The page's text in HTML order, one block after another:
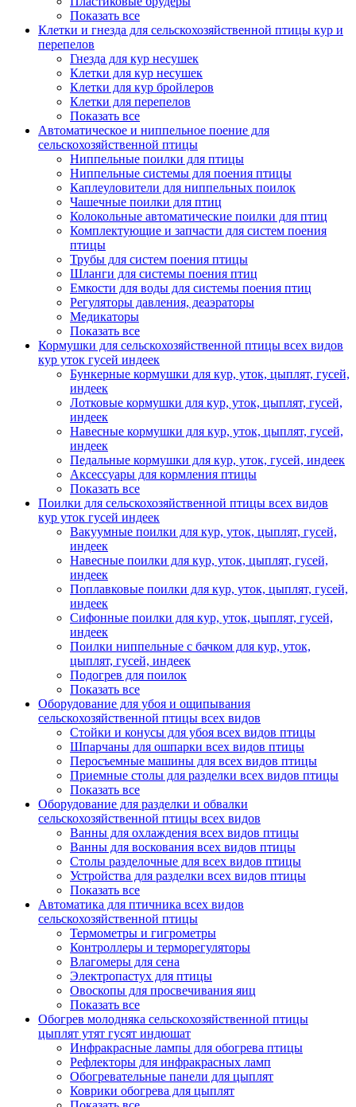
Показать все
Клетки и гнезда для сельскохозяйственной птицы кур и
перепелов
Гнезда для кур несушек
Клетки для кур несушек
Клетки для кур бройлеров
Клетки для перепелов
Показать все
Автоматическое и ниппельное поение для
сельскохозяйственной птицы
Ниппельные поилки для птицы
Ниппельные системы для поения птицы
Каплеуловители для ниппельных поилок
Чашечные поилки для птиц
Колокольные автоматические поилки для птиц
Комплектующие и запчасти для систем поения
птицы
Трубы для систем поения птицы
Шланги для системы поения птиц
Емкости для воды для системы поения птиц
Регуляторы давления, деаэраторы
Медикаторы
Показать все
Кормушки для сельскохозяйственной птицы всех видов
кур уток гусей индеек
Бункерные кормушки для кур, уток, цыплят, гусей,
индеек
Лотковые кормушки для кур, уток, цыплят, гусей,
индеек
Навесные кормушки для кур, уток, цыплят, гусей,
индеек
Педальные кормушки для кур, уток, гусей, индеек
Аксессуары для кормления птицы
Показать все
Поилки для сельскохозяйственной птицы всех видов
кур уток гусей индеек
Вакуумные поилки для кур, уток, цыплят, гусей,
индеек
Навесные поилки для кур, уток, цыплят, гусей,
индеек
Поплавковые поилки для кур, уток, цыплят, гусей,
индеек
Сифонные поилки для кур, уток, цыплят, гусей,
индеек
Поилки ниппельные с бачком для кур, уток,
цыплят, гусей, индеек
Подогрев для поилок
Показать все
Оборудование для убоя и ощипывания
сельскохозяйственной птицы всех видов
Стойки и конусы для убоя всех видов птицы
Шпарчаны для ошпарки всех видов птицы
Перосъемные машины для всех видов птицы
Приемные столы для разделки всех видов птицы
Показать все
Оборудование для разделки и обвалки
сельскохозяйственной птицы всех видов
Ванны для охлаждения всех видов птицы
Ванны для воскования всех видов птицы
Столы разделочные для всех видов птицы
Устройства для разделки всех видов птицы
Показать все
Автоматика для птичника всех видов
сельскохозяйственной птицы
Термометры и гигрометры
Контроллеры и терморегуляторы
Влагомеры для сена
Электропастух для птицы
Овоскопы для просвечивания яиц
Показать все
Обогрев молодняка сельскохозяйственной птицы
цыплят утят гусят индюшат
Инфракрасные лампы для обогрева птицы
Рефлекторы для инфракрасных ламп
Обогревательные панели для цыплят
Коврики обогрева для цыплят